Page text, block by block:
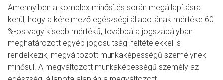
Amennyiben a komplex minősítés során megállapításra
kerül, hogy a kérelmező egészségi állapotának mértéke 60
%-os vagy kisebb mértékű, továbbá a jogszabályban
meghatározott egyéb jogosultsági feltételekkel is
rendelkezik, megváltozott munkaképességű személynek
minősül. A megváltozott munkaképességű személy az